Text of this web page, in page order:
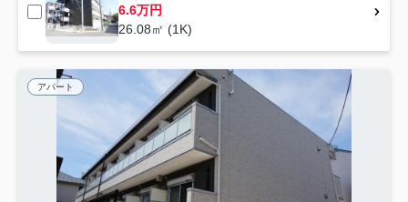
6.6万円
26.08㎡ (1K)
アパート